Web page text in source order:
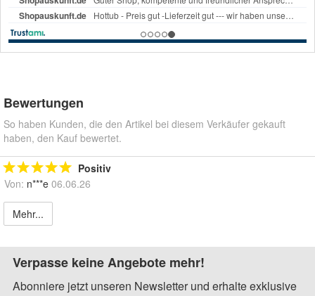
Bewertungen
So haben Kunden, die den Artikel bei diesem Verkäufer gekauft
haben, den Kauf bewertet.
Positiv
Von: n***e 06.06.26
Mehr...
Verpasse keine Angebote mehr!
Abonniere jetzt unseren Newsletter und erhalte exklusive